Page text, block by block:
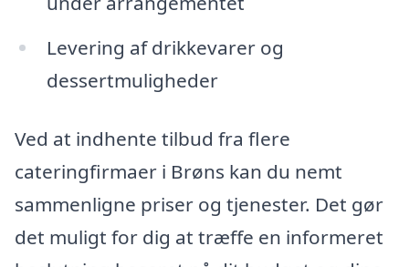
Levering af drikkevarer og
dessertmuligheder
Ved at indhente tilbud fra flere
cateringfirmaer i Brøns kan du nemt
sammenligne priser og tjenester. Det gør
det muligt for dig at træffe en informeret